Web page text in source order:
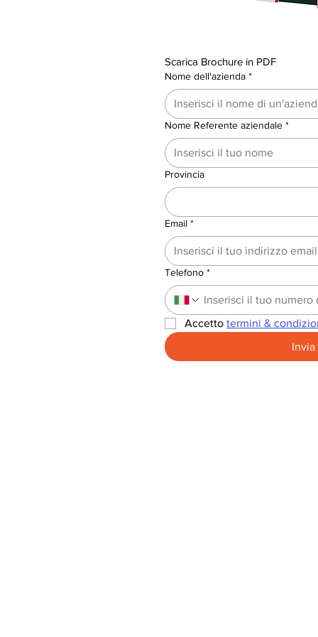
Scarica Brochure in PDF
Nome dell'azienda *
Nome Referente aziendale *
Provincia
Email *
Telefono *
Accetto termini &
Invia